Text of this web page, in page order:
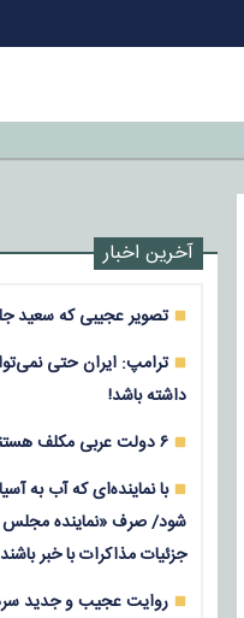
آخرین اخبار
تصویر عجیبی که سعید
ترامپ: ایران حتی
داشته باشد!
۶ دولت عربی مکلف هستند خسارات ایران را جبران کنند
با نماینده‌ای که آب به
شود/ صرف «نماینده
جزئیات مذاکرات با خبر باشند
روایت عجیب و جدید